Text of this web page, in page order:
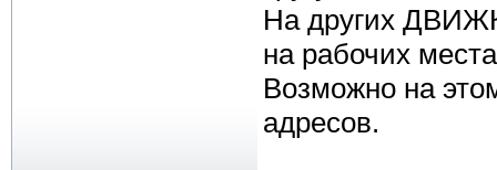
На других
на рабочих
Возможно на
адресов.